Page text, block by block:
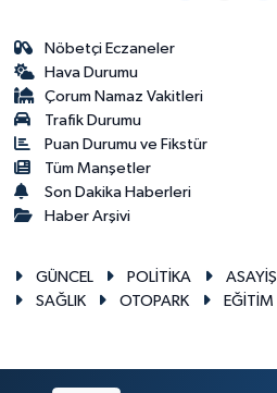
Nöbetçi Eczaneler
Hava Durumu
Çorum Namaz Vakitleri
Trafik Durumu
Puan Durumu ve Fikstür
Tüm Manşetler
Son Dakika Haberleri
Haber Arşivi
GÜNCEL POLİTİKA ASAYİŞ
SAĞLIK
OTOPARK EĞİTİM